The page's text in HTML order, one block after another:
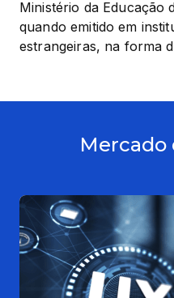
Ministério da Educação
quando emitido em
estrangeiras, na forma
Mercado